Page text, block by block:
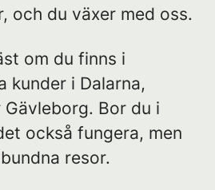
och du växer med oss.
om du finns i
kunder i Dalarna,
Gävleborg. Bor du i
också fungera, men
resor.